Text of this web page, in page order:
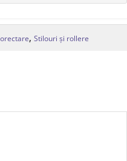
, Stilouri și rollere